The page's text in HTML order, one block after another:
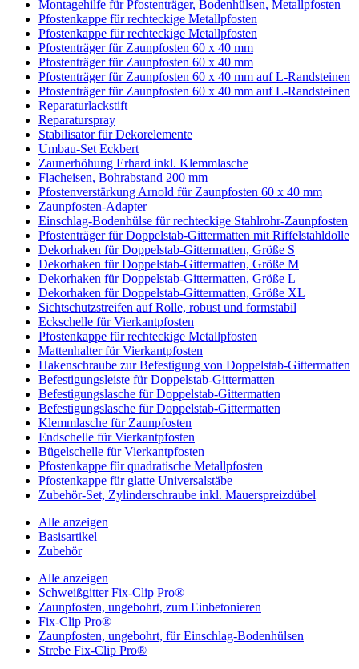
Montagehilfe für Pfostenträger, Bodenhülsen, Metallpfosten
Pfostenkappe für rechteckige Metallpfosten
Pfostenkappe für rechteckige Metallpfosten
Pfostenträger für Zaunpfosten 60 x 40 mm
Pfostenträger für Zaunpfosten 60 x 40 mm
Pfostenträger für Zaunpfosten 60 x 40 mm auf L-Randsteinen
Pfostenträger für Zaunpfosten 60 x 40 mm auf L-Randsteinen
Reparaturlackstift
Reparaturspray
Stabilisator für Dekorelemente
Umbau-Set Eckbert
Zaunerhöhung Erhard inkl. Klemmlasche
Flacheisen, Bohrabstand 200 mm
Pfostenverstärkung Arnold für Zaunpfosten 60 x 40 mm
Zaunpfosten-Adapter
Einschlag-Bodenhülse für rechteckige Stahlrohr-Zaunpfosten
Pfostenträger für Doppelstab-Gittermatten mit Riffelstahldolle
Dekorhaken für Doppelstab-Gittermatten, Größe S
Dekorhaken für Doppelstab-Gittermatten, Größe M
Dekorhaken für Doppelstab-Gittermatten, Größe L
Dekorhaken für Doppelstab-Gittermatten, Größe XL
Sichtschutzstreifen auf Rolle, robust und formstabil
Eckschelle für Vierkantpfosten
Pfostenkappe für rechteckige Metallpfosten
Mattenhalter für Vierkantpfosten
Hakenschraube zur Befestigung von Doppelstab-Gittermatten
Befestigungsleiste für Doppelstab-Gittermatten
Befestigungslasche für Doppelstab-Gittermatten
Befestigungslasche für Doppelstab-Gittermatten
Klemmlasche für Zaunpfosten
Endschelle für Vierkantpfosten
Bügelschelle für Vierkantpfosten
Pfostenkappe für quadratische Metallpfosten
Pfostenkappe für glatte Universalstäbe
Zubehör-Set, Zylinderschraube inkl. Mauerspreizdübel
Alle anzeigen
Basisartikel
Zubehör
Alle anzeigen
Schweißgitter Fix-Clip Pro®
Zaunpfosten, ungebohrt, zum Einbetonieren
Fix-Clip Pro®
Zaunpfosten, ungebohrt, für Einschlag-Bodenhülsen
Strebe Fix-Clip Pro®